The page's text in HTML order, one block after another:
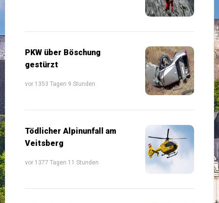
PKW über Böschung
gestürzt
vor 1353 Tagen 9 Stunden
Tödlicher Alpinunfall am
Veitsberg
vor 1377 Tagen 11 Stunden